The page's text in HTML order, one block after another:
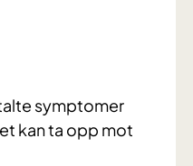
symptomer
kan ta opp mot